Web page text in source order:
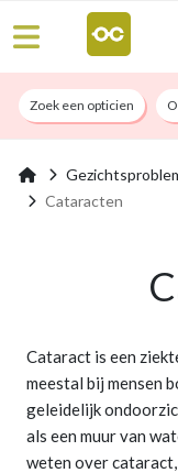
Zoek een opticien
Cataracten
Cataract is een
meestal bij mensen
geleidelijk
als een muur van
weten over cataract,